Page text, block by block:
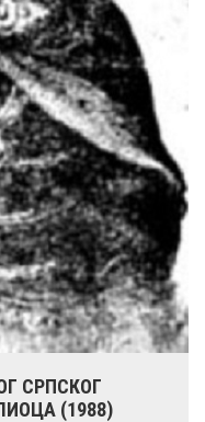
СРПСКОГ
(1988)